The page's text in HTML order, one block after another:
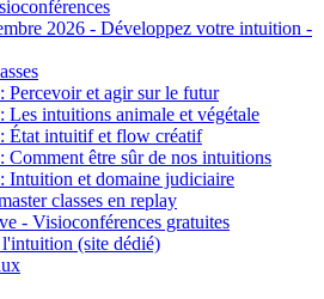
2026 - Développez votre intuition -
Percevoir et agir sur le futur
Les intuitions animale et végétale
État intuitif et flow créatif
Comment être sûr de nos intuitions
Intuition et domaine judiciaire
classes en replay
- Visioconférences gratuites
(site dédié)